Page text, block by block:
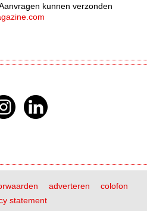
kunnen verzonden
adverteren
colofon
statement